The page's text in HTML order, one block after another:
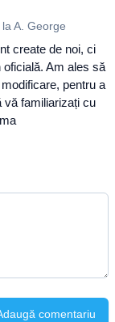
A. George
create de noi, ci
Am ales să
pentru a
vă familiarizați cu
comentariu